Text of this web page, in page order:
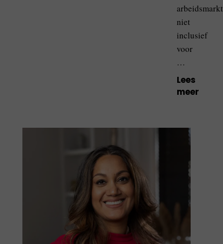
arbeidsmarkt
niet
inclusief
voor
…
Lees
meer